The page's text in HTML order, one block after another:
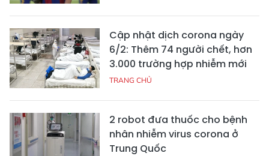
Cập nhật dịch corona ngày
6/2: Thêm 74 người chết, hơn
3.000 trường hợp nhiễm mới
TRANG CHỦ
2 robot đưa thuốc cho bệnh
nhân nhiễm virus corona ở
Trung Quốc